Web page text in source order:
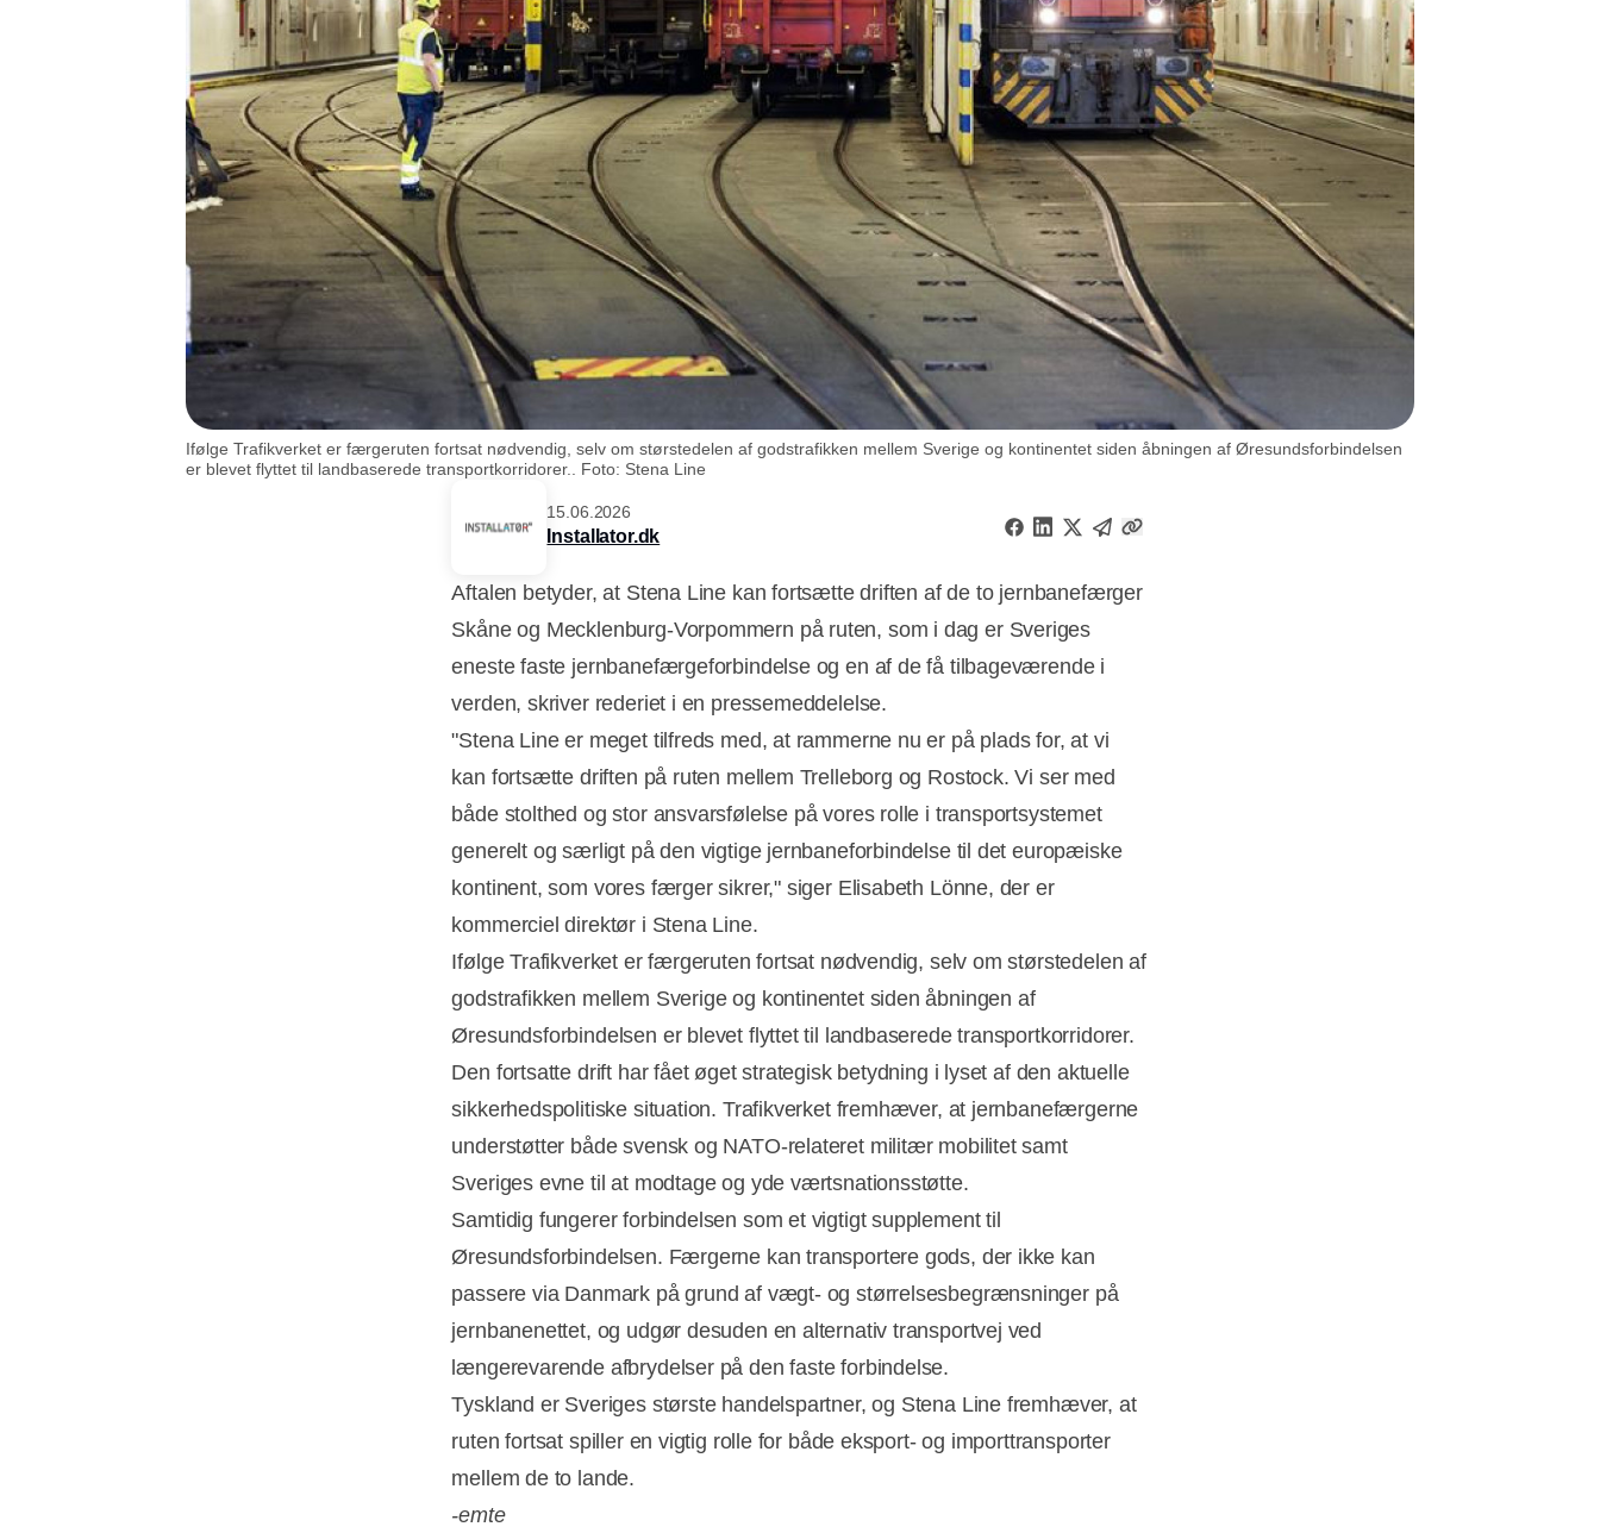
Ifølge Trafikverket er færgeruten fortsat nødvendig, selv om størstedelen af godstrafikken mellem Sverige og kontinentet siden åbningen af Øresundsforbindelsen
er blevet flyttet til landbaserede transportkorridorer.. Foto: Stena Line
15.06.2026
Installator.dk
Aftalen betyder, at Stena Line kan fortsætte driften af de to jernbanefærger
Skåne og Mecklenburg-Vorpommern på ruten, som i dag er Sveriges
eneste faste jernbanefærgeforbindelse og en af de få tilbageværende i
verden, skriver rederiet i en pressemeddelelse.
"Stena Line er meget tilfreds med, at rammerne nu er på plads for, at vi
kan fortsætte driften på ruten mellem Trelleborg og Rostock. Vi ser med
både stolthed og stor ansvarsfølelse på vores rolle i transportsystemet
generelt og særligt på den vigtige jernbaneforbindelse til det europæiske
kontinent, som vores færger sikrer," siger Elisabeth Lönne, der er
kommerciel direktør i Stena Line.
Ifølge Trafikverket er færgeruten fortsat nødvendig, selv om størstedelen af
godstrafikken mellem Sverige og kontinentet siden åbningen af
Øresundsforbindelsen er blevet flyttet til landbaserede transportkorridorer.
Den fortsatte drift har fået øget strategisk betydning i lyset af den aktuelle
sikkerhedspolitiske situation. Trafikverket fremhæver, at jernbanefærgerne
understøtter både svensk og NATO-relateret militær mobilitet samt
Sveriges evne til at modtage og yde værtsnationsstøtte.
Samtidig fungerer forbindelsen som et vigtigt supplement til
Øresundsforbindelsen. Færgerne kan transportere gods, der ikke kan
passere via Danmark på grund af vægt- og størrelsesbegrænsninger på
jernbanenettet, og udgør desuden en alternativ transportvej ved
længerevarende afbrydelser på den faste forbindelse.
Tyskland er Sveriges største handelspartner, og Stena Line fremhæver, at
ruten fortsat spiller en vigtig rolle for både eksport- og importtransporter
mellem de to lande.
-emte